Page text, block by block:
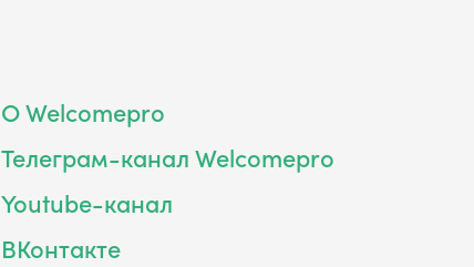
О Welcomepro
Телеграм-канал Welcomepro
Youtube-канал
ВКонтакте